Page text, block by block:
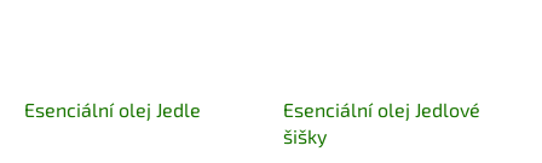
Esenciální olej Jedle
Esenciální olej Jedlové
šišky